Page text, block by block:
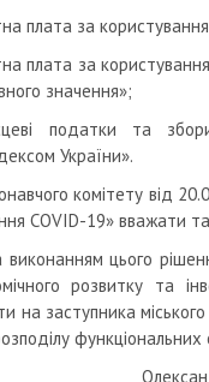
плата за
плата за
значення»;
податки та
України».
комітету від
COVID-19» вважати
виконанням цього
розвитку та
на заступника
функціональних